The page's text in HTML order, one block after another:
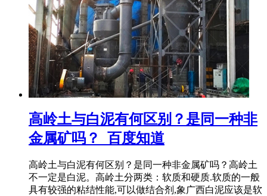
高岭土与白泥有何区别？是同一种非
金属矿吗？_百度知道
高岭土与白泥有何区别？是同一种非金属矿吗？高岭土
不一定是白泥。高岭土分两类：软质和硬质.软质的一般
具有较强的粘结性能,可以做结合剂,象广西白泥应该是软